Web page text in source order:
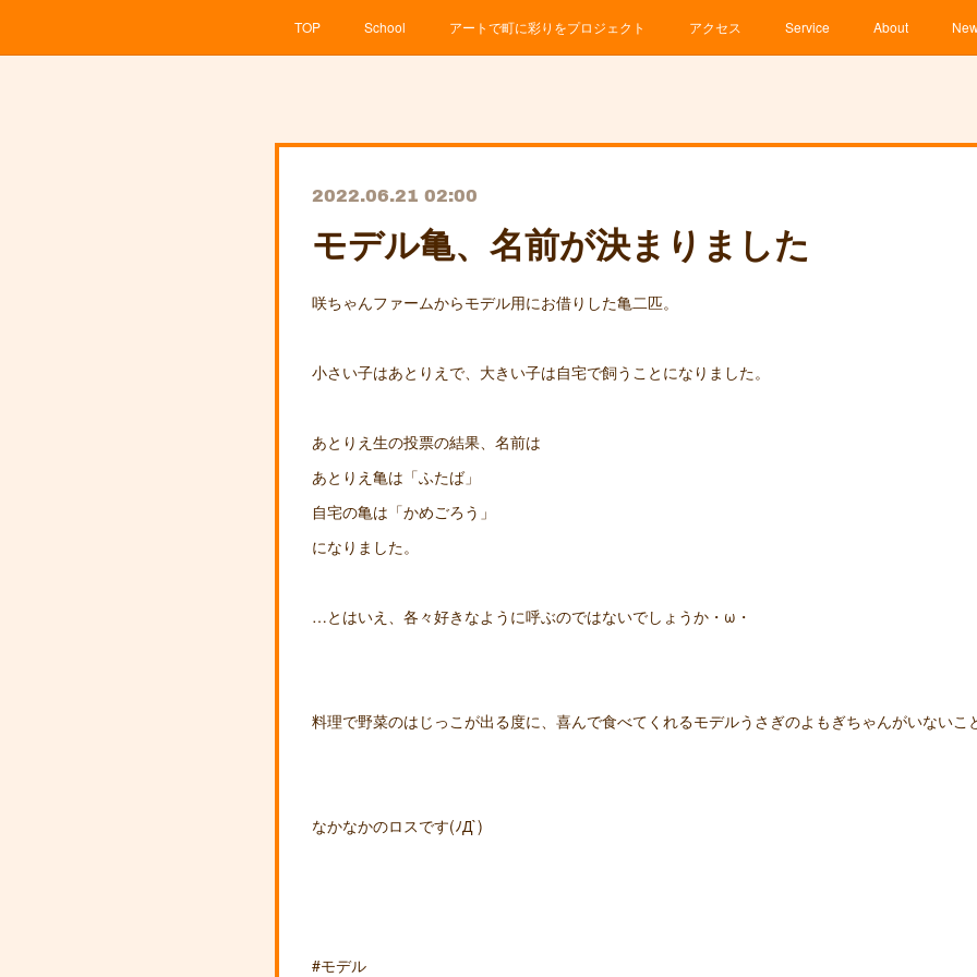
TOP School アートで町に彩りをプロジェクト アクセス Service About
2022.06.21 02:00
モデル亀、名前が決まりました
咲ちゃんファームからモデル用にお借りした亀二匹。
小さい子はあとりえで、大きい子は自宅で飼うことになりました。
あとりえ生の投票の結果、名前は
あとりえ亀は「ふたば」
自宅の亀は「かめごろう」
になりました。
…とはいえ、各々好きなように呼ぶのではないでしょうか・ω・
料理で野菜のはじっこが出る度に、喜んで食べてくれるモデルうさぎのよもぎちゃんがいないこ
なかなかのロスです(ﾉД`)
#モデル